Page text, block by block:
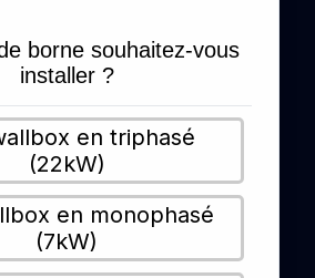
borne souhaitez-vous
installer ?
en triphasé
(22kW)
en monophasé
(7kW)